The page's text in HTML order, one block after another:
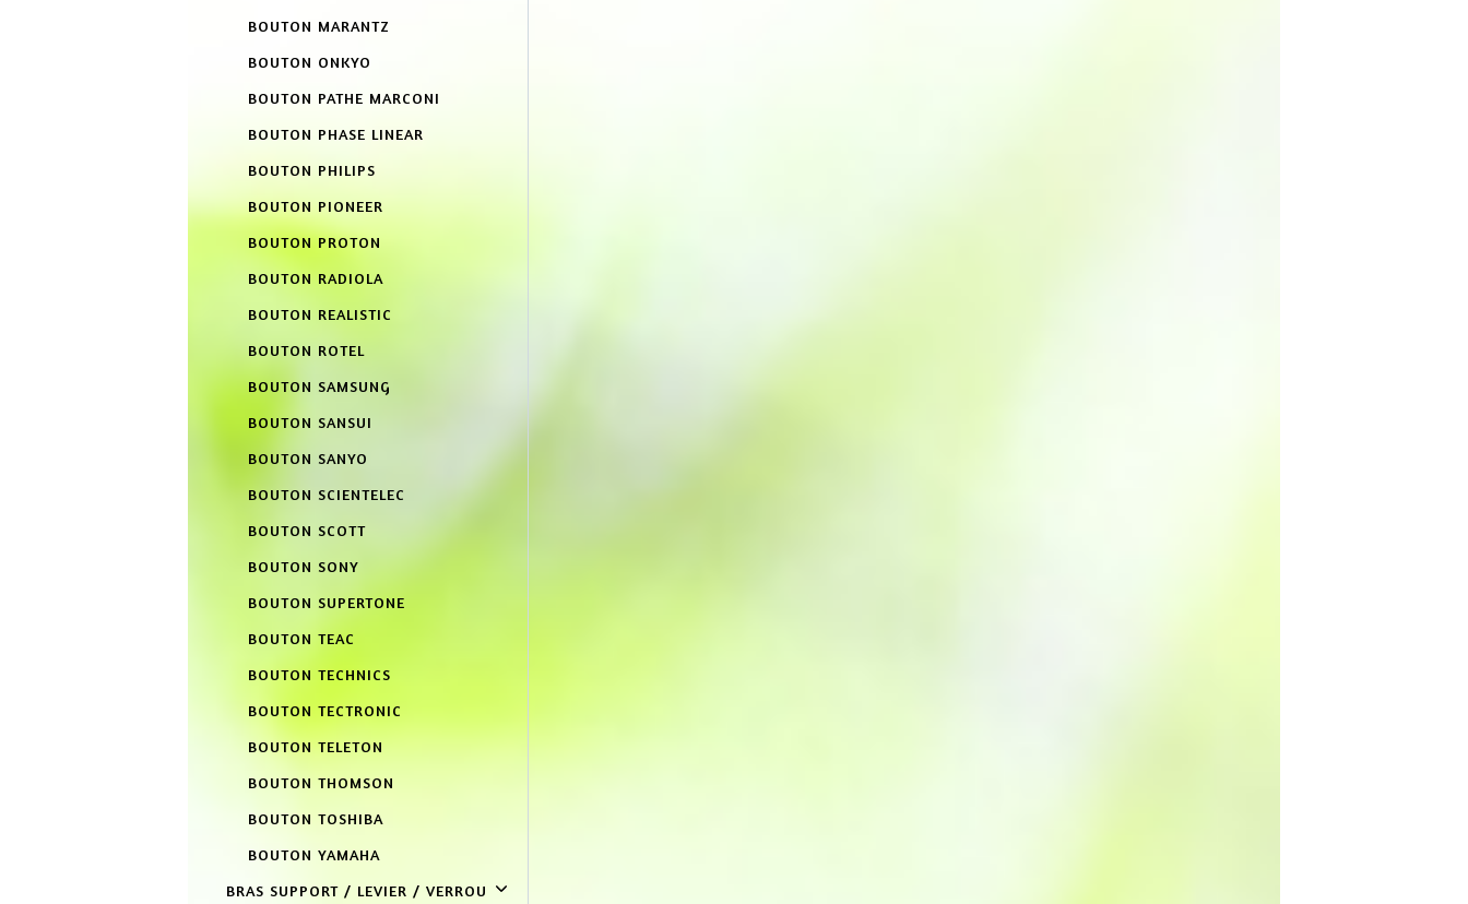
BOUTON MARANTZ
BOUTON ONKYO
BOUTON PATHE MARCONI
BOUTON PHASE LINEAR
BOUTON PHILIPS
BOUTON PIONEER
BOUTON PROTON
BOUTON RADIOLA
BOUTON REALISTIC
BOUTON ROTEL
BOUTON SAMSUNG
BOUTON SANSUI
BOUTON SANYO
BOUTON SCIENTELEC
BOUTON SCOTT
BOUTON SONY
BOUTON SUPERTONE
BOUTON TEAC
BOUTON TECHNICS
BOUTON TECTRONIC
BOUTON TELETON
BOUTON THOMSON
BOUTON TOSHIBA
BOUTON YAMAHA
BRAS SUPPORT / LEVIER / VERROU